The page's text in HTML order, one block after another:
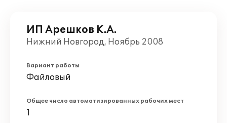
ИП Арешков К.А.
Нижний Новгород, Ноябрь 2008
Вариант работы
Файловый
Общее число автоматизированных рабочих мест
1